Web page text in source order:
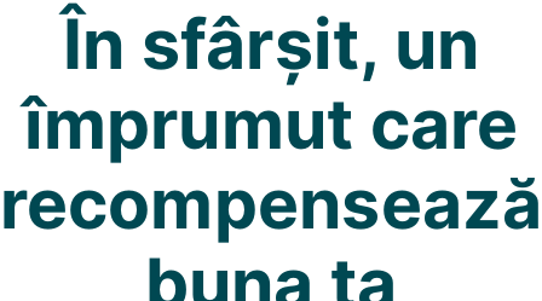
În sfârșit, un
împrumut care
recompensează
buna ta